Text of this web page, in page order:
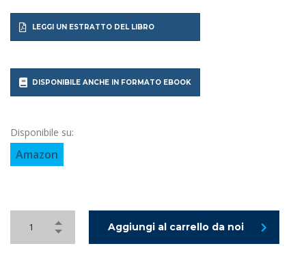
LEGGI UN ESTRATTO DEL LIBRO
DISPONIBILE ANCHE IN FORMATO EBOOK
Disponibile su:
Amazon
Aggiungi al carrello da noi